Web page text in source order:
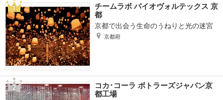
チームラボ バイオヴォルテックス 京
都
京都で出会う生命のうねりと光の迷宮
京都府
コカ･コーラ ボトラーズジャパン京
都工場